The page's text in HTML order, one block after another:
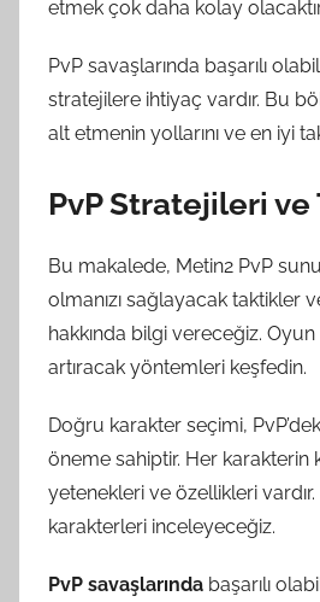
etmek çok daha kolay
PvP savaşlarında başarılı
stratejilere ihtiyaç vardır. Bu
alt etmenin yollarını ve en iyi
PvP Stratejileri
Bu makalede, Metin2 PvP
olmanızı sağlayacak taktikler
hakkında bilgi vereceğiz.
artıracak yöntemleri keşfedin.
Doğru karakter seçimi,
öneme sahiptir. Her karakterin
yetenekleri ve özellikleri
karakterleri inceleyeceğiz.
PvP savaşlarında başarılı